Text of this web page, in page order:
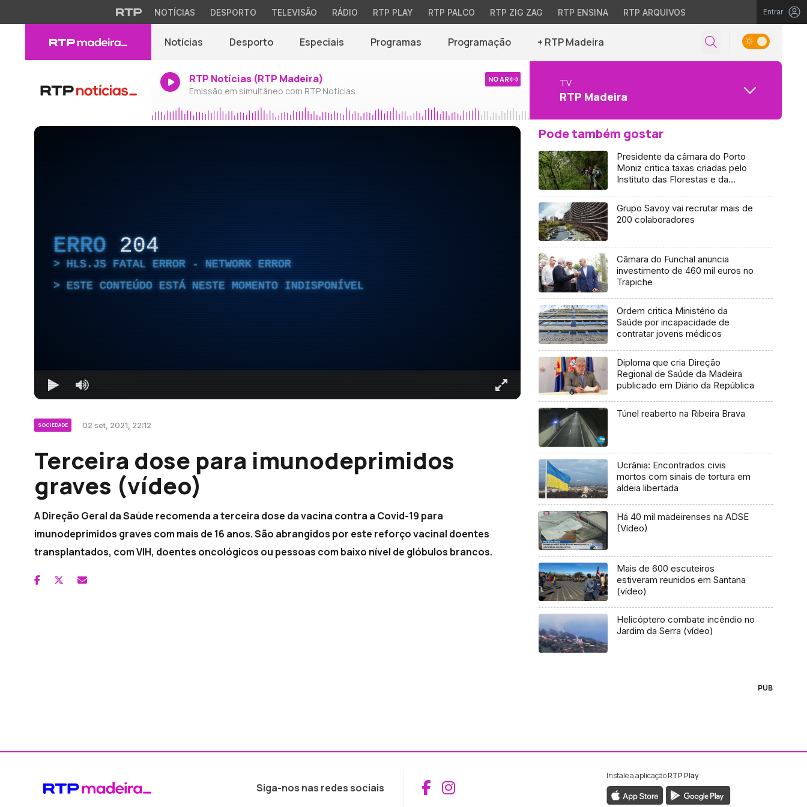
NOTÍCIAS DESPORTO TELEVISÃO RÁDIO RTP PLAY RTP PALCO RTP ZIG ZAG RTP ENSINA RTP ARQUIVOS Entrar
Notícias Desporto Especiais Programas Programação + RTP Madeira
RTP Notícias (RTP Madeira)
Emissão em simultâneo com RTP Notícias
NO AR TV
RTP Madeira
ERRO 204
HLS.JS FATAL ERROR - NETWORK ERROR
ESTE CONTEÚDO ESTÁ NESTE MOMENTO INDISPONÍVEL
SOCIEDADE 02 set, 2021, 22:12
Terceira dose para imunodeprimidos
graves (vídeo)
A Direção Geral da Saúde recomenda a terceira dose da vacina contra a Covid-19 para
imunodeprimidos graves com mais de 16 anos. São abrangidos por este reforço vacinal doentes
transplantados, com VIH, doentes oncológicos ou pessoas com baixo nível de glóbulos brancos.
Pode também gostar
Presidente da câmara do Porto
Moniz critica taxas criadas pelo
Instituto das Florestas e da
Grupo Savoy vai recrutar mais de
200 colaboradores
Câmara do Funchal anuncia
investimento de 460 mil euros no
Trapiche
Ordem critica Ministério da
Saúde por incapacidade de
contratar jovens médicos
Diploma que cria Direção
Regional de Saúde da Madeira
publicado em Diário da República
Túnel reaberto na Ribeira Brava
Ucrânia: Encontrados civis
mortos com sinais de tortura em
aldeia libertada
Há 40 mil madeirenses na ADSE
(Vídeo)
Mais de 600 escuteiros
estiveram reunidos em Santana
(vídeo)
Helicóptero combate incêndio no
Jardim da Serra (vídeo)
PUB
Siga-nos nas redes sociais Aceder ao Facebook da RTP Madeira
Aceder ao Instagram da RTP Madeira
Instale a aplicaçãoRTP Play